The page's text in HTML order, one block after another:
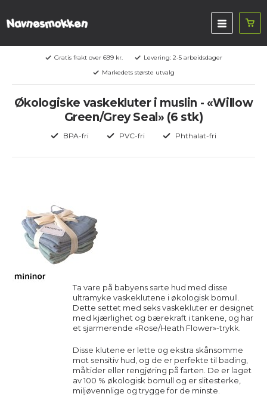
Gratis frakt over 699 kr.
Levering: 2-5 arbeidsdager
Markedets største utvalg
Økologiske vaskekluter i muslin - «Willow
Green/Grey Seal» (6 stk)
BPA-fri PVC-fri Phthalat-fri
Ta vare på babyens sarte hud med disse
ultramyke vaskeklutene i økologisk bomull.
Dette settet med seks vaskekluter er designet
med kjærlighet og bærekraft i tankene, og har
et sjarmerende «Rose/Heath Flower»-trykk.
Disse klutene er lette og ekstra skånsomme
mot sensitiv hud, og de er perfekte til bading,
måltider eller rengjøring på farten. De er laget
av 100 % økologisk bomull og er slitesterke,
miljøvennlige og trygge for de minste.